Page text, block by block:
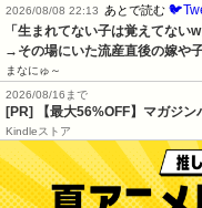
2026/08/08 22:13
あとで読む
「生まれてない子は覚えてな
→その場にいた流産直後の嫁や
まなにゅ～
2026/08/16まで
[PR] 【最大56%OFF】マガジ
Kindleストア